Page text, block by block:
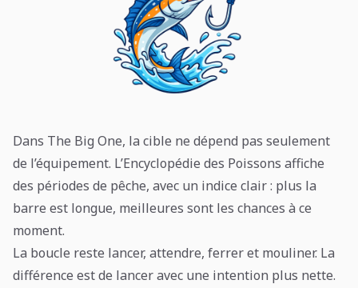
Dans The Big One, la cible ne dépend pas seulement
de l’équipement. L’Encyclopédie des Poissons affiche
des périodes de pêche, avec un indice clair : plus la
barre est longue, meilleures sont les chances à ce
moment.
La boucle reste lancer, attendre, ferrer et mouliner. La
différence est de lancer avec une intention plus nette.